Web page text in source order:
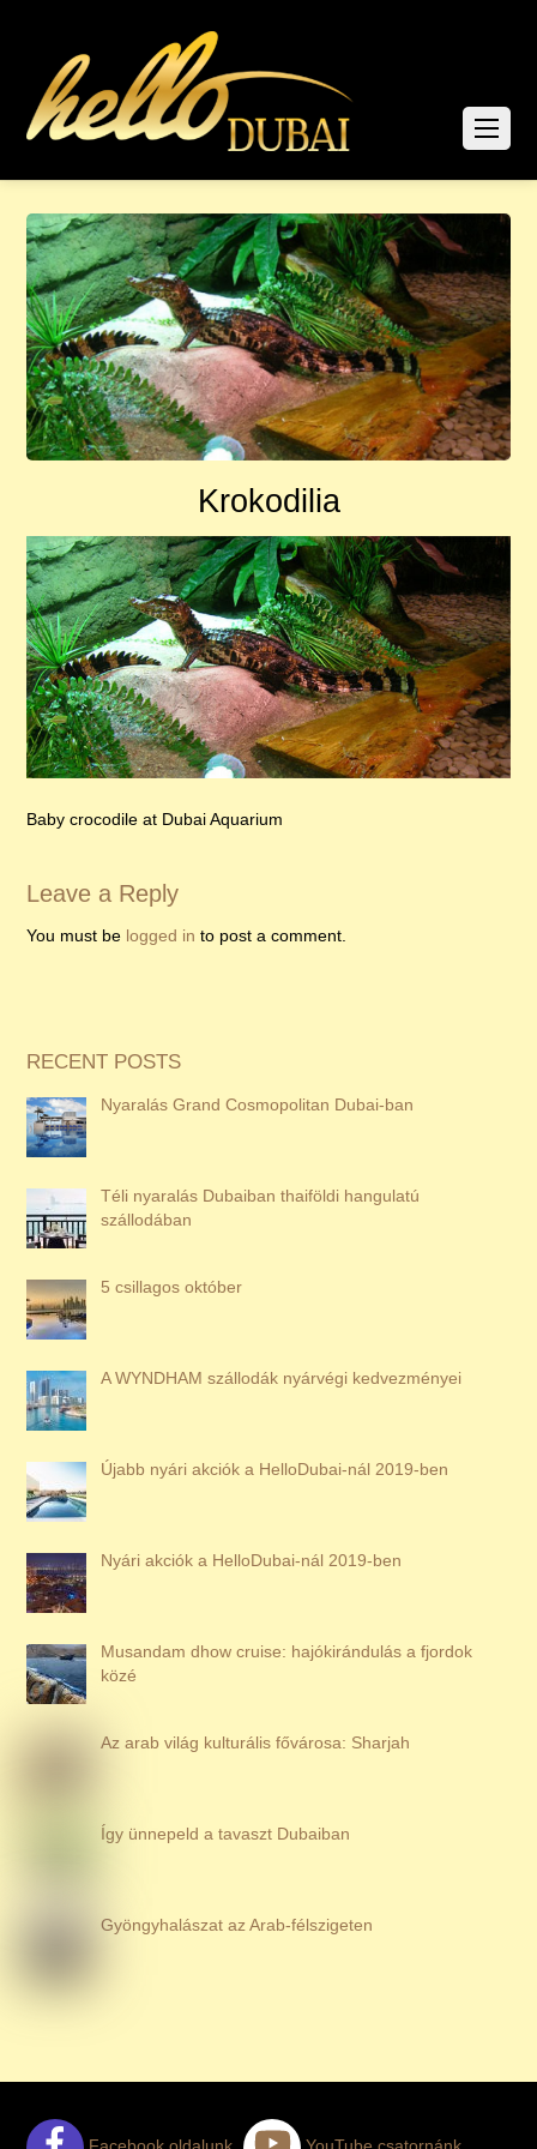
Krokodilia
Baby crocodile at Dubai Aquarium
Leave a Reply
You must be logged in to post a comment.
RECENT POSTS
Nyaralás Grand Cosmopolitan Dubai-ban
Téli nyaralás Dubaiban thaiföldi hangulatú
szállodában
5 csillagos október
A WYNDHAM szállodák nyárvégi kedvezményei
Újabb nyári akciók a HelloDubai-nál 2019-ben
Nyári akciók a HelloDubai-nál 2019-ben
Musandam dhow cruise: hajókirándulás a fjordok
közé
Az arab világ kulturális fővárosa: Sharjah
Így ünnepeld a tavaszt Dubaiban
Gyöngyhalászat az Arab-félszigeten